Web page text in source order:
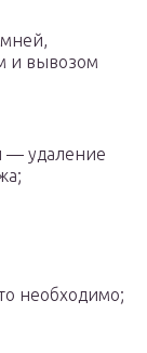
и вывозом
— удаление
необходимо;